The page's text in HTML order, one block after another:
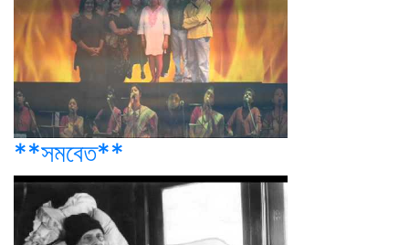
**সমবেত**